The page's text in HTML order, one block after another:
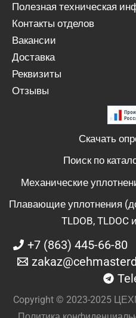
Полезная техническая
Контакты отделов
Вакансии
Доставка
Реквизиты
Отзывы
Скачать
Поиск по
Механические
Плавающие уплотнения
TLDOB, TLDOC
+7 (863) 445-66-80
Copyright © 2023-2025